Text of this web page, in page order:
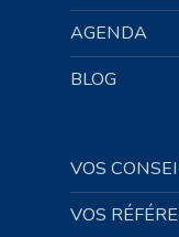
AGENDA
BLOG
VOS
VOS